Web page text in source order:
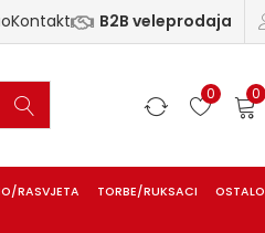
Kontakt B2B veleprodaja
0 0
RASVJETA TORBE/RUKSACI OSTALO